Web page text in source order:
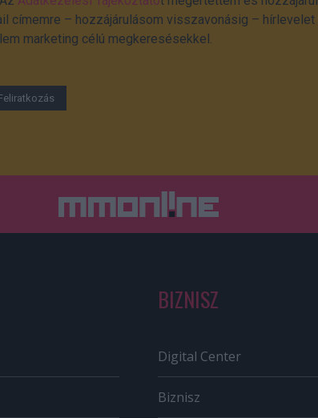
címemre – hozzájárulásom visszavonásig –
marketing célú megkeresésekkel.
BIZNISZ
Digital Center
Biznisz